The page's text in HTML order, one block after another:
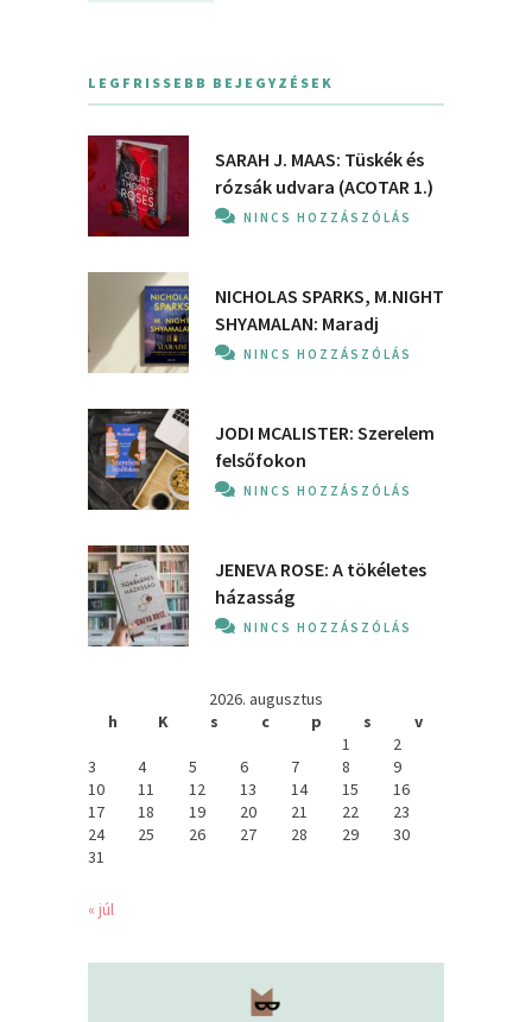
LEGFRISSEBB BEJEGYZÉSEK
SARAH J. MAAS: Tüskék és
rózsák udvara (ACOTAR 1.)
NINCS HOZZÁSZÓLÁS
NICHOLAS SPARKS, M.NIGHT
SHYAMALAN: Maradj
NINCS HOZZÁSZÓLÁS
JODI MCALISTER: Szerelem
felsőfokon
NINCS HOZZÁSZÓLÁS
JENEVA ROSE: A ​tökéletes
házasság
NINCS HOZZÁSZÓLÁS
2026. augusztus
h
K s c p s
v
1
2
3
4 5 6 7 8
9
10
11 12 13 14 15
16
17
18 19 20 21 22
23
24
25 26 27 28 29
30
31
« júl